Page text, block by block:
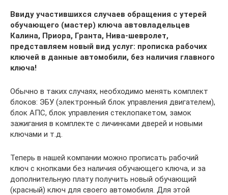
Ввиду участившихся случаев обращения с утерей
обучающего (мастер) ключа автовладельцев
Калина, Приора, Гранта, Нива-шевролет,
представляем новый вид услуг: прописка рабочих
ключей в данные автомобили, без наличия главного
ключа!
Обычно в таких случаях, необходимо менять комплект
блоков: ЭБУ (электронный блок управления двигателем),
блок АПС, блок управления стеклопакетом, замок
зажигания в комплекте с личинками дверей и новыми
ключами и т.д.
Теперь в нашей компании можно прописать рабочий
ключ с кнопками без наличия обучающего ключа, и за
дополнительную плату получить новый обучающий
(красный) ключ для своего автомобиля. Для этой